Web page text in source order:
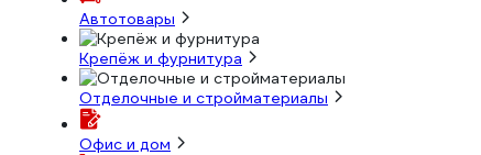
Автотовары
Крепёж и фурнитура
Отделочные и стройматериалы
Офис и дом